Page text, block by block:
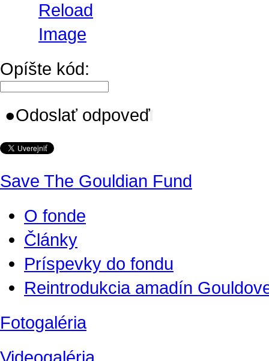
Opíšte kód:
●Odoslať odpoveď
Save The Gouldian Fund
O fonde
Články
Príspevky do fondu
Reintrodukcia amadín
Fotogaléria